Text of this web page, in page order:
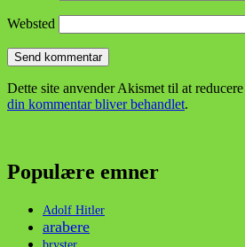
Websted
Dette site anvender Akismet til at reducere
din kommentar bliver behandlet.
Populære emner
Adolf Hitler
arabere